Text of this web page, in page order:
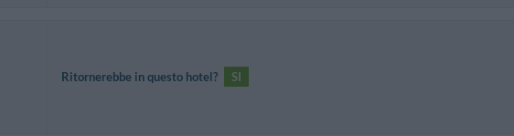
Ritornerebbe in questo hotel? SI